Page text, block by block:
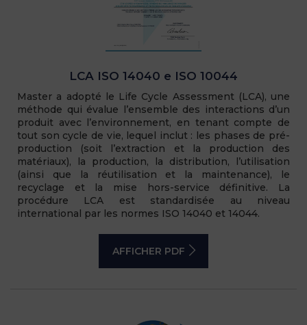
LCA ISO 14040 e ISO 10044
Master a adopté le Life Cycle Assessment (LCA), une
méthode qui évalue l’ensemble des interactions d’un
produit avec l’environnement, en tenant compte de
tout son cycle de vie, lequel inclut : les phases de pré-
production (soit l’extraction et la production des
matériaux), la production, la distribution, l’utilisation
(ainsi que la réutilisation et la maintenance), le
recyclage et la mise hors-service définitive. La
procédure LCA est standardisée au niveau
international par les normes ISO 14040 et 14044.
AFFICHER PDF